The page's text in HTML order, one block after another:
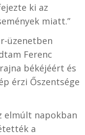
ki az
miatt.”
üzenetben
Ferenc
békéjéért és
érzi Őszentsége
elmúlt napokban
a